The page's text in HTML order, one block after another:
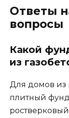
Ответы
вопросы
Какой
из
Для домов из
плитный